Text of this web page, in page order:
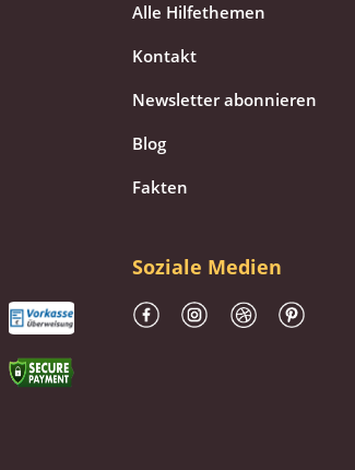
Alle Hilfethemen
Kontakt
Newsletter abonnieren
Blog
Fakten
Soziale Medien